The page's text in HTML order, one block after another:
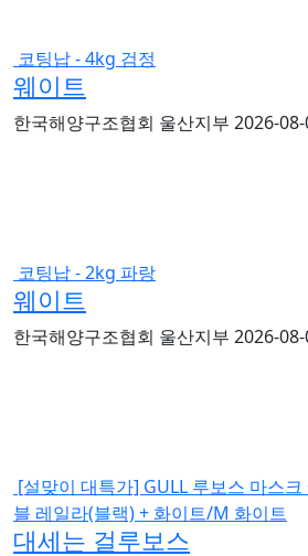
코팅납 - 4kg 검정
웨이트
한국해양구조협회 울산지부 2026-
코팅납 - 2kg 파랑
웨이트
한국해양구조협회 울산지부 2026-
[설맞이 대특가] GULL 루보스 마스
블 레일라(블랙) + 화이트/M 화이트
대세는 걸루보스